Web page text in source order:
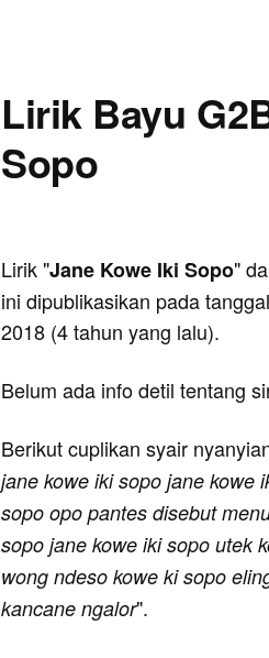
Lirik Bayu
Sopo
Lirik "Jane Kowe Iki Sopo"
ini dipublikasikan pada
2018 (4 tahun yang lalu).
Belum ada info detil tentang
Berikut cuplikan syair
jane kowe iki sopo jane kowe
sopo opo pantes disebut
sopo jane kowe iki sopo utek
wong ndeso kowe ki sopo
kancane ngalor".